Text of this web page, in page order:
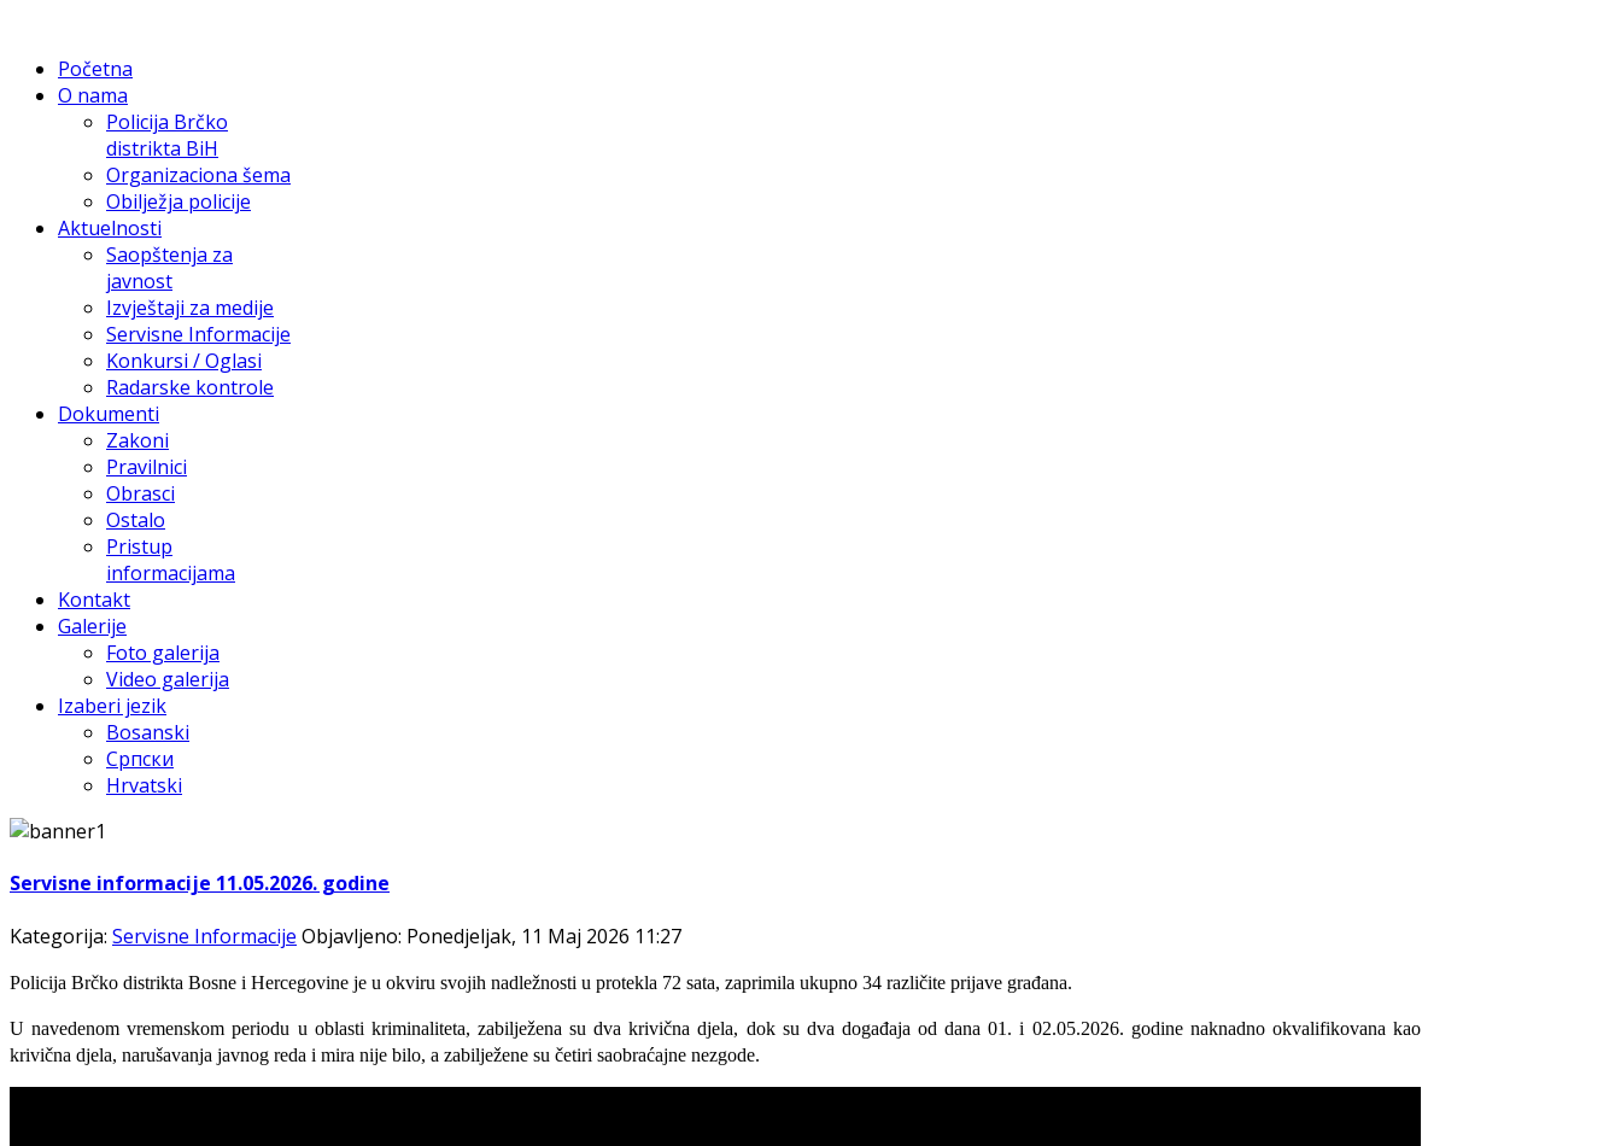
Početna
O nama
Policija Brčko
distrikta BiH
Organizaciona šema
Obilježja policije
Aktuelnosti
Saopštenja za
javnost
Izvještaji za medije
Servisne Informacije
Konkursi / Oglasi
Radarske kontrole
Dokumenti
Zakoni
Pravilnici
Obrasci
Ostalo
Pristup
informacijama
Kontakt
Galerije
Foto galerija
Video galerija
Izaberi jezik
Bosanski
Српски
Hrvatski
Servisne informacije 11.05.2026. godine
Kategorija: Servisne Informacije Objavljeno: Ponedjeljak, 11 Maj 2026 11:27
Policija Brčko distrikta Bosne i Hercegovine je u okviru svojih nadležnosti u protekla 72 sata, zaprimila ukupno 34 različite prijave građana.
U navedenom vremenskom periodu u oblasti kriminaliteta, zabilježena su dva krivična djela, dok su dva događaja od dana 01. i 02.05.2026. godine naknadno okvalifikovana kao
krivična djela, narušavanja javnog reda i mira nije bilo, a zabilježene su četiri saobraćajne nezgode.